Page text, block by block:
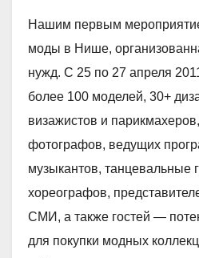
Нашим первым
моды в Нише,
нужд. С 25 по 27 апреля
более 100 моделей, 30+
визажистов и
фотографов, ведущих
музыкантов, танцевальные
хореографов,
СМИ, а также гостей —
для покупки модных